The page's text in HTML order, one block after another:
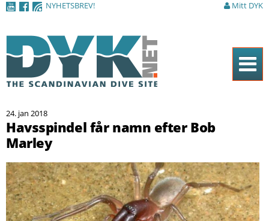
NYHETSBREV! Mitt DYK
Hem
Tidningen
Nyheter
Artiklar
DYK Guiden
Shop
24. jan 2018
Havsspindel får namn efter Bob
Marley